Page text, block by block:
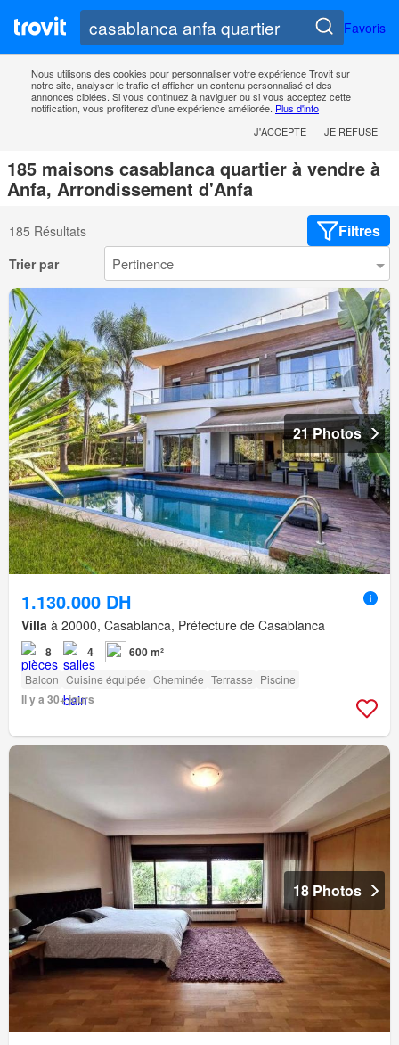
Favoris
Nous utilisons des cookies pour personnaliser votre expérience Trovit sur
notre site, analyser le trafic et afficher un contenu personnalisé et des
annonces ciblées. Si vous continuez à naviguer ou si vous acceptez cette
notification, vous profiterez d’une expérience améliorée. Plus d'info
J'ACCEPTE
JE REFUSE
185 maisons casablanca quartier à vendre à
Anfa, Arrondissement d'Anfa
185 Résultats Filtres
Trier par
21 Photos
1.130.000 DH
Villa à 20000, Casablanca, Préfecture de Casablanca
8 4 600 m²
Balcon Cuisine équipée Cheminée Terrasse Piscine
Il y a 30+ jours
18 Photos